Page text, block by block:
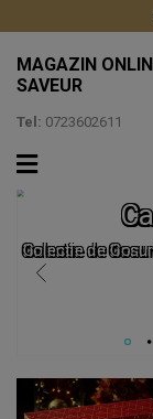
MAGAZIN
SAVEUR
Tel: 0723602611
Colectie de